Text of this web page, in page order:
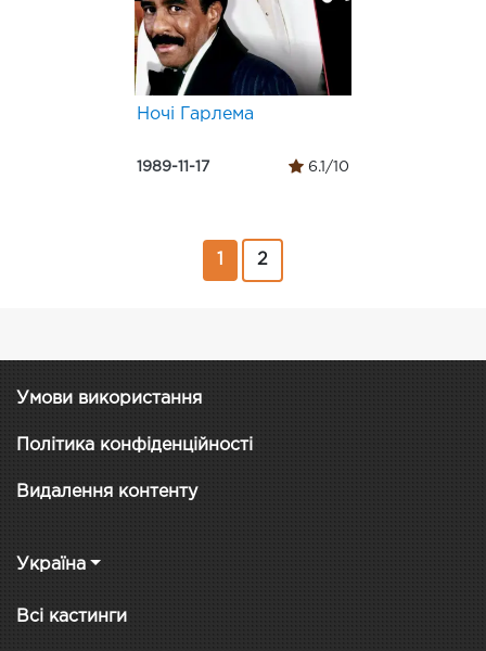
Ночі Гарлема
1989-11-17 6.1/10
2
Умови використання
Політика конфіденційності
Видалення контенту
Україна
Всі кастинги